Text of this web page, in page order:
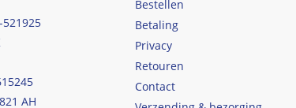
AH
Bestellen
Betaling
Privacy
Retouren
Contact